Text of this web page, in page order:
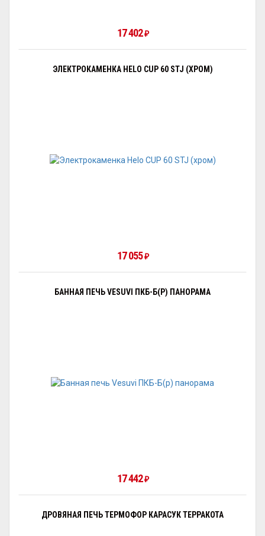
17 402₽
ЭЛЕКТРОКАМЕНКА HELO CUP 60 STJ (ХРОМ)
17 055₽
БАННАЯ ПЕЧЬ VESUVI ПКБ-Б(Р) ПАНОРАМА
17 442₽
ДРОВЯНАЯ ПЕЧЬ ТЕРМОФОР КАРАСУК ТЕРРАКОТА